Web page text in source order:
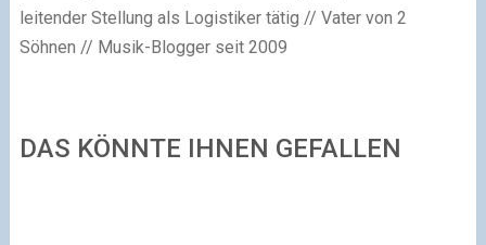
leitender Stellung als Logistiker tätig // Vater von 2
Söhnen // Musik-Blogger seit 2009
DAS KÖNNTE IHNEN GEFALLEN